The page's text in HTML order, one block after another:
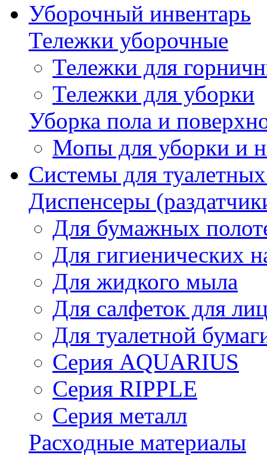
Уборочный инвентарь
Тележки уборочные
Тележки для
Тележки для уборки
Уборка пола и
Мопы для уборки и
Системы для
Диспенсеры
Для бумажных
Для гигиенических
Для жидкого мыла
Для салфеток для
Для туалетной
Серия AQUARIUS
Серия RIPPLE
Серия металл
Расходные материалы